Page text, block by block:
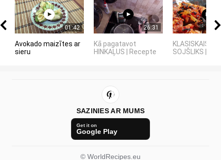
01:42
Avokado maizītes ar
sieru
26:31
Kā pagatavot
HINKAĻUS | Recepte
KLASISKAIS
SOJŠLIKS |
SAZINIES AR MUMS
Get it on
Google Play
© WorldRecipes.eu